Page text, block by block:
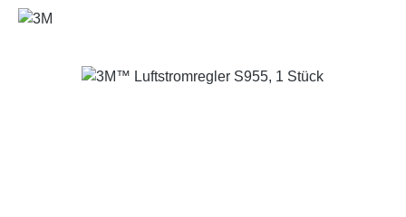
Bildergalerie überspringen